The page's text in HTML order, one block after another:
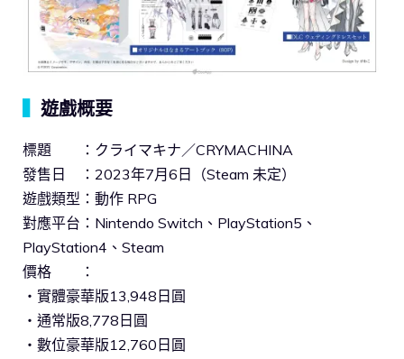
遊戲概要
標題 ：クライマキナ／CRYMACHINA
發售日 ：2023年7月6日（Steam 未定）
遊戲類型：動作 RPG
對應平台：Nintendo Switch、PlayStation5、
PlayStation4、Steam
價格 ：
・實體豪華版13,948日圓
・通常版8,778日圓
・數位豪華版12,760日圓